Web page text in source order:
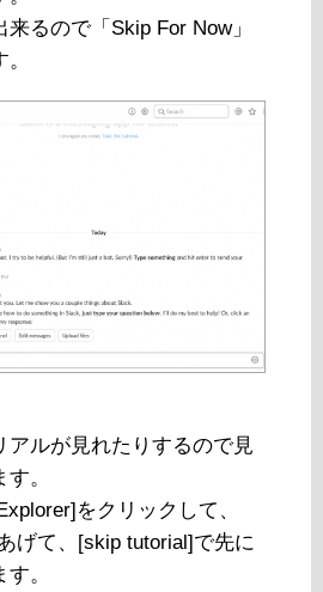
るので「Skip For Now」
アルが見れたりするので見
。
をクリックして、
げて、[skip tutorial]で先に
。